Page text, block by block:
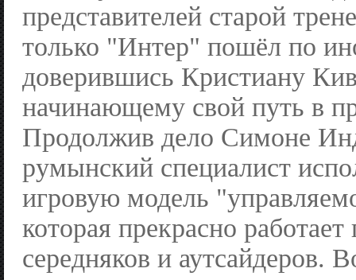
представителей старой
только "Интер" пошёл по
доверившись Кристиану
начинающему свой путь в
Продолжив дело Симоне
румынский специалист
игровую модель
которая прекрасно работает
середняков и аутсайдеров.